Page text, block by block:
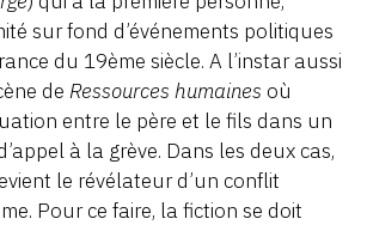
sur fond d’événements politiques
du 19ème siècle. A l’instar aussi
de Ressources humaines où
entre le père et le fils dans un
à la grève. Dans les deux cas,
le révélateur d’un conflit
Pour ce faire, la fiction se doit